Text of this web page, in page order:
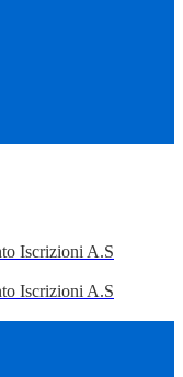
Iscrizioni A.S
Iscrizioni A.S